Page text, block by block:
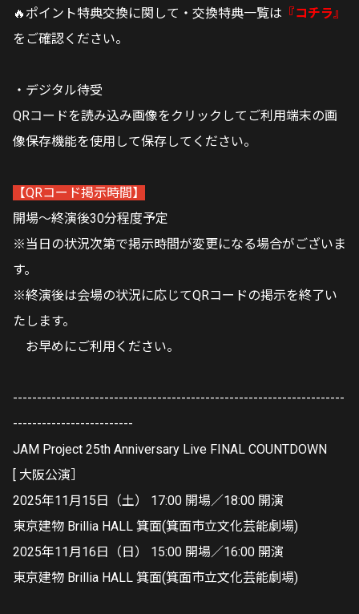
🔥ポイント特典交換に関して・交換特典一覧は 『コチラ』
をご確認ください。
・デジタル待受
QRコードを読み込み画像をクリックしてご利用端末の画
像保存機能を使用して保存してください。
【QRコード掲示時間】
開場～終演後30分程度予定
※当日の状況次第で掲示時間が変更になる場合がございま
す。
※終演後は会場の状況に応じてQRコードの掲示を終了い
たします。
お早めにご利用ください。
---------------------------------------------------------------------
-------------------------
JAM Project 25th Anniversary Live FINAL COUNTDOWN
[ 大阪公演］
2025年11月15日（土） 17:00 開場／18:00 開演
東京建物 Brillia HALL 箕面(箕面市立文化芸能劇場)
2025年11月16日（日） 15:00 開場／16:00 開演
東京建物 Brillia HALL 箕面(箕面市立文化芸能劇場)